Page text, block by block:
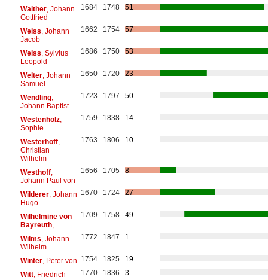
Walther, Johann
Gottfried
1684 1748 51
Weiss , Johann
Jacob
1662 1754 57
Weiss , Sylvius
Leopold
1686 1750 53
Welter, Johann
Samuel
1650 1720 23
Wendling,
Johann Baptist
1723 1797 50
Westenholz,
Sophie
1759 1838 14
Westerhoff,
Christian
Wilhelm
1763 1806 10
Westhoff,
Johann Paul von
1656 1705 8
Wilderer, Johann
Hugo
1670 1724 27
Wilhelmine von
Bayreuth,
1709 1758 49
Wilms , Johann
Wilhelm
1772 1847 1
Winter, Peter von 1754 1825
19
Witt, Friedrich 1770 1836
3